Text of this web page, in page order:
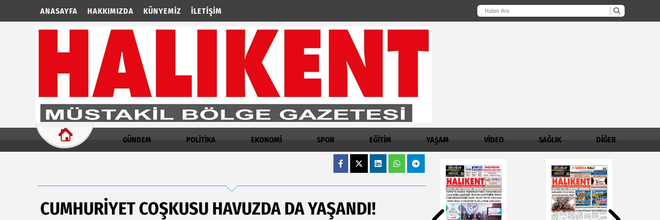
ANASAYFA HAKKIMIZDA KÜNYEMIZ İLETIŞIM
GÜNDEM POLİTİKA EKONOMİ SPOR EĞİTİM YAŞAM VİDEO SAĞLIK DİĞER
CUMHURİYET COŞKUSU HAVUZDA DA YAŞANDI!